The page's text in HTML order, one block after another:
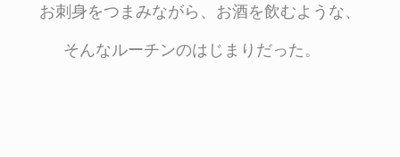
お刺身をつまみながら、お酒を飲むような、
そんなルーチンのはじまりだった。